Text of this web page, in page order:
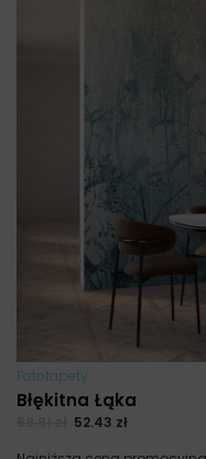
Fototapety
Błękitna Łąka
52.43 zł